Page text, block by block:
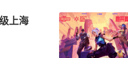
上海